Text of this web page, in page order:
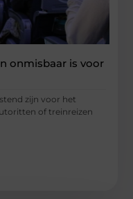
onmisbaar is voor
zijn voor het
of treinreizen